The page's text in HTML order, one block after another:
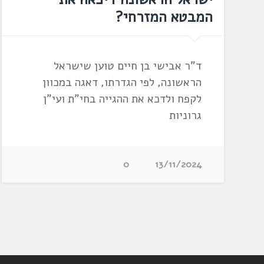
המבטא המזרחי?
ד"ר אבישי בן חיים טוען שישראל
הראשונה, לפי הגדרתו, דאגה במכוון
לקפח ולדכא את ההגייה בחי"ת ועי"ן
גרוניות
13/11/2024
0